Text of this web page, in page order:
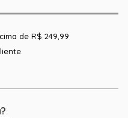
de R$ 249,99